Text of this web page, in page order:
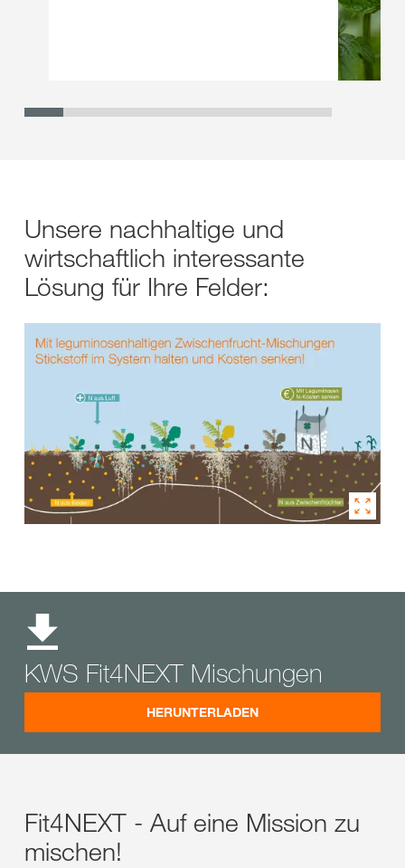
Unsere nachhaltige und
wirtschaftlich interessante
Lösung für Ihre Felder:
KWS Fit4NEXT Mischungen
HERUNTERLADEN
Fit4NEXT - Auf eine Mission zu
mischen!